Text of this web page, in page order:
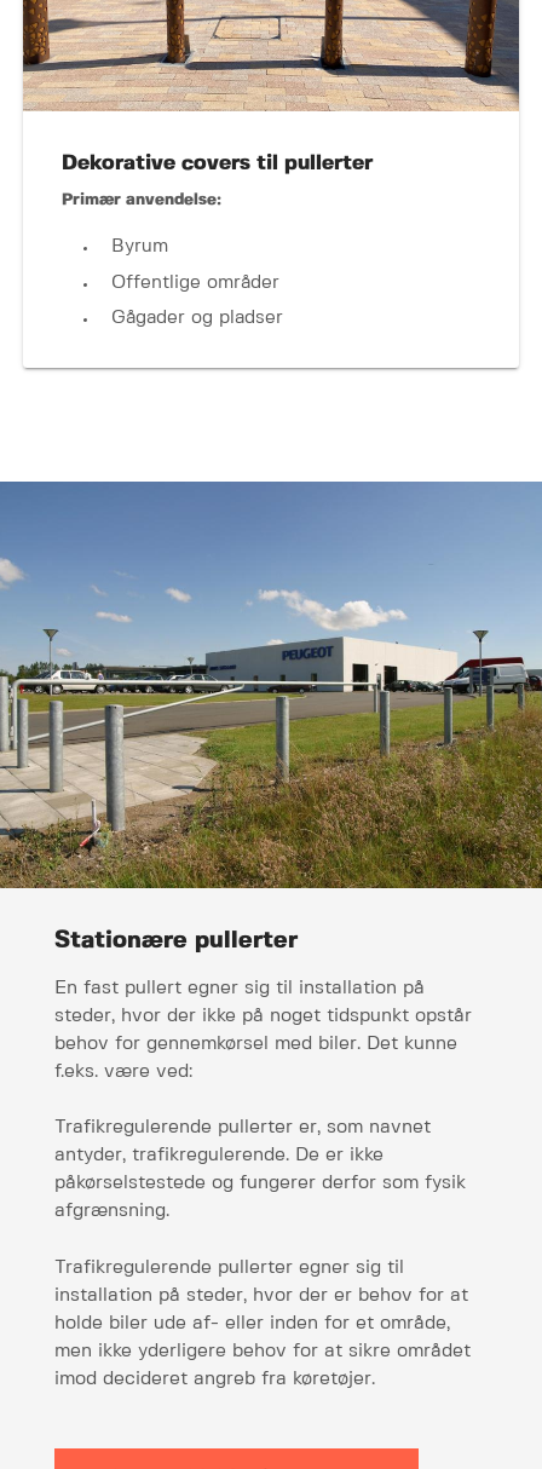
Dekorative covers til pullerter
Primær anvendelse:
Byrum
Offentlige områder
Gågader og pladser
Stationære pullerter
En fast pullert egner sig til installation på
steder, hvor der ikke på noget tidspunkt opstår
behov for gennemkørsel med biler. Det kunne
f.eks. være ved:
Trafikregulerende pullerter er, som navnet
antyder, trafikregulerende. De er ikke
påkørselstestede og fungerer derfor som fysik
afgrænsning.
Trafikregulerende pullerter egner sig til
installation på steder, hvor der er behov for at
holde biler ude af- eller inden for et område,
men ikke yderligere behov for at sikre området
imod decideret angreb fra køretøjer.